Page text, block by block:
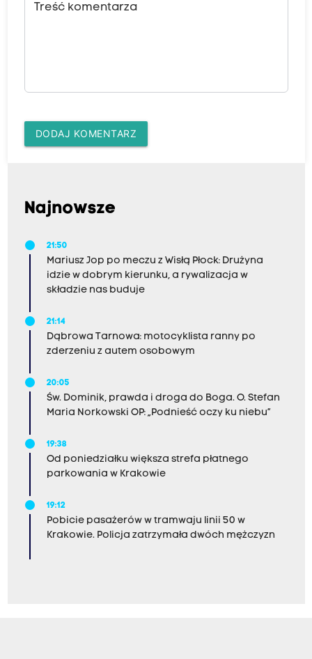
Treść komentarza
DODAJ KOMENTARZ
Najnowsze
21:50
Mariusz Jop po meczu z Wisłą Płock: Drużyna
idzie w dobrym kierunku, a rywalizacja w
składzie nas buduje
21:14
Dąbrowa Tarnowa: motocyklista ranny po
zderzeniu z autem osobowym
20:05
Św. Dominik, prawda i droga do Boga. O. Stefan
Maria Norkowski OP: „Podnieść oczy ku niebu”
19:38
Od poniedziałku większa strefa płatnego
parkowania w Krakowie
19:12
Pobicie pasażerów w tramwaju linii 50 w
Krakowie. Policja zatrzymała dwóch mężczyzn